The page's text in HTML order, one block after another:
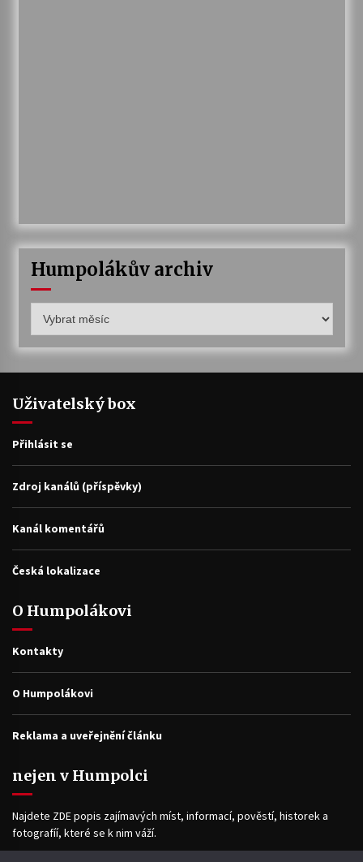
Humpolákův archiv
archiv
Uživatelský box
Přihlásit se
Zdroj kanálů (příspěvky)
Kanál komentářů
Česká lokalizace
O Humpolákovi
Kontakty
O Humpolákovi
Reklama a uveřejnění článku
nejen v Humpolci
Najdete ZDE popis zajímavých míst, informací, pověstí, historek a
fotografíí, které se k nim váží.